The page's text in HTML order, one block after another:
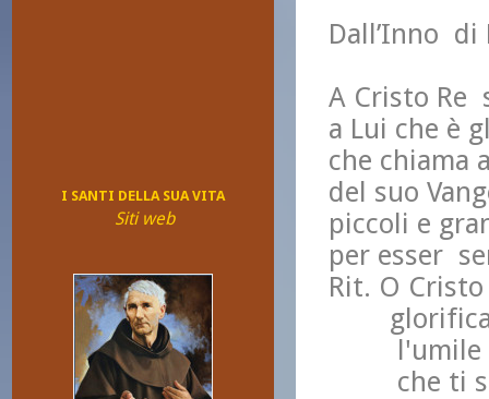
I SANTI DELLA SUA VITA
Siti web
Dall’Inno di
A Cristo Re
a Lui che è
che chiama
del suo
piccoli e
per esser
Rit. O
glorifica
l'umile e
che ti